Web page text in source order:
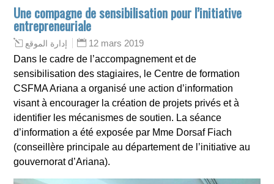
Une compagne de sensibilisation pour l’initiative
entrepreneuriale
إدارة الموقع
12 mars 2019
Dans le cadre de l’accompagnement et de
sensibilisation des stagiaires, le Centre de formation
CSFMA Ariana a organisé une action d’information
visant à encourager la création de projets privés et à
identifier les mécanismes de soutien. La séance
d’information a été exposée par Mme Dorsaf Fiach
(conseillère principale au département de l’initiative au
gouvernorat d’Ariana).